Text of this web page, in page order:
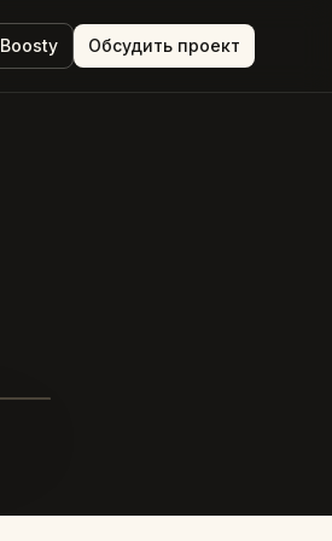
Boosty Обсудить проект